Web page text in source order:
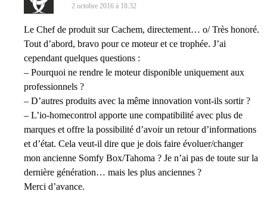
2 octobre 2016 à 18:32
Le Chef de produit sur Cachem, directement… o/ Très honoré.
Tout d’abord, bravo pour ce moteur et ce trophée. J’ai
cependant quelques questions :
– Pourquoi ne rendre le moteur disponible uniquement aux
professionnels ?
– D’autres produits avec la même innovation vont-ils sortir ?
– L’io-homecontrol apporte une compatibilité avec plus de
marques et offre la possibilité d’avoir un retour d’informations
et d’état. Cela veut-il dire que je dois faire évoluer/changer
mon ancienne Somfy Box/Tahoma ? Je n’ai pas de toute sur la
dernière génération… mais les plus anciennes ?
Merci d’avance.